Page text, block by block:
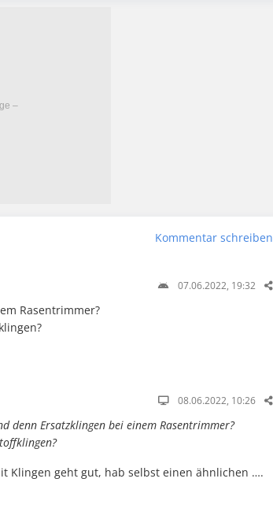
Kommentar schreiben
07.06.2022, 19:32
Rasentrimmer?
08.06.2022, 10:26
denn Ersatzklingen bei einem Rasentrimmer?
Klingen geht gut, hab selbst einen ähnlichen ….